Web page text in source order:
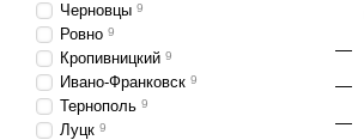
Черновцы 9
Ровно 9
Кропивницкий 9
Ивано-Франковск 9
Тернополь 9
Луцк 9